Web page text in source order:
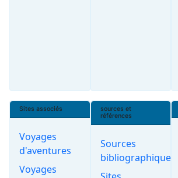
Sites associés
Voyages
d'aventures
Voyages
sources et
références
Sources
bibliographiques